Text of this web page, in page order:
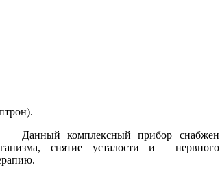
Данный комплексный прибор снабжен
снятие усталости и нервного